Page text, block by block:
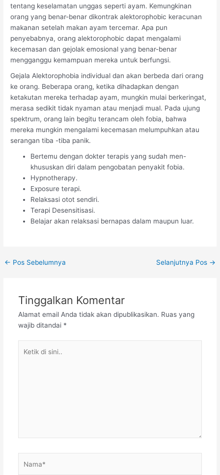
tentang keselamatan unggas seperti ayam. Kemungkinan
orang yang benar-benar dikontrak alektorophobic keracunan
makanan setelah makan ayam tercemar. Apa pun
penyebabnya, orang alektorophobic dapat mengalami
kecemasan dan gejolak emosional yang benar-benar
mengganggu kemampuan mereka untuk berfungsi.
Gejala Alektorophobia individual dan akan berbeda dari orang
ke orang. Beberapa orang, ketika dihadapkan dengan
ketakutan mereka terhadap ayam, mungkin mulai berkeringat,
merasa sedikit tidak nyaman atau menjadi mual. Pada ujung
spektrum, orang lain begitu terancam oleh fobia, bahwa
mereka mungkin mengalami kecemasan melumpuhkan atau
serangan tiba -tiba panik.
Bertemu dengan dokter terapis yang sudah men-
khususkan diri dalam pengobatan penyakit fobia.
Hypnotherapy.
Exposure terapi.
Relaksasi otot sendiri.
Terapi Desensitisasi.
Belajar akan relaksasi bernapas dalam maupun luar.
Post
← Pos Sebelumnya Selanjutnya Pos →
Tinggalkan Komentar
Alamat email Anda tidak akan dipublikasikan. Ruas yang
wajib ditandai *